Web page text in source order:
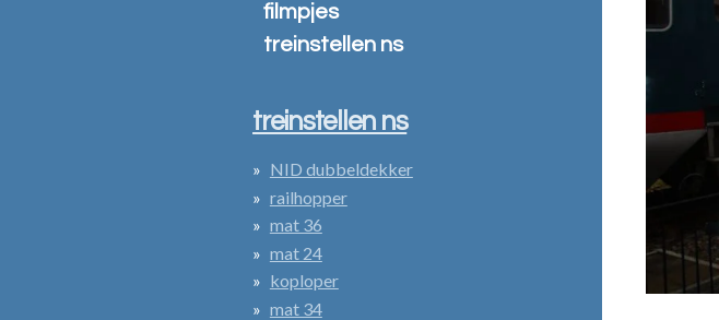
filmpjes
treinstellen ns
treinstellen ns
NID dubbeldekker
railhopper
mat 36
mat 24
koploper
mat 34